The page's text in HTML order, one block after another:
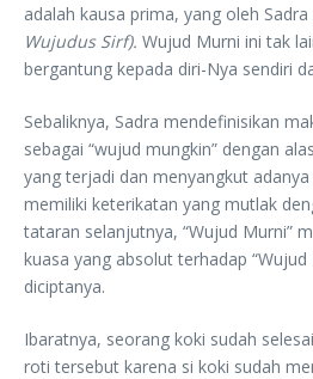
adalah kausa prima, yang oleh
Wujudus Sirf). Wujud Murni ini tak
bergantung kepada diri-Nya sendiri
Sebaliknya, Sadra mendefinisikan
sebagai “wujud mungkin” dengan
yang terjadi dan menyangkut adanya
memiliki keterikatan yang mutlak
tataran selanjutnya, “Wujud Murni”
kuasa yang absolut terhadap “Wujud
diciptanya.
Ibaratnya, seorang koki sudah
roti tersebut karena si koki sudah